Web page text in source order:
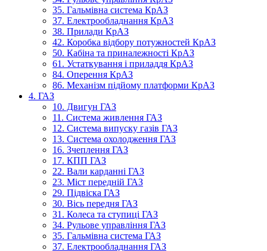
35. Гальмівна система КрАЗ
37. Електрообладнання КрАЗ
38. Прилади КрАЗ
42. Коробка відбору потужностей КрАЗ
50. Кабіна та приналежності КрАЗ
61. Устаткування і приладдя КрАЗ
84. Оперення КрАЗ
86. Механізм підйому платформи КрАЗ
4. ГАЗ
10. Двигун ГАЗ
11. Система живлення ГАЗ
12. Система випуску газів ГАЗ
13. Система охолодження ГАЗ
16. Зчеплення ГАЗ
17. КПП ГАЗ
22. Вали карданні ГАЗ
23. Міст передній ГАЗ
29. Підвіска ГАЗ
30. Вісь передня ГАЗ
31. Колеса та ступиці ГАЗ
34. Рульове управління ГАЗ
35. Гальмівна система ГАЗ
37. Електрообладнання ГАЗ